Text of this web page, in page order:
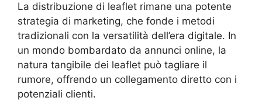
La distribuzione di leaflet rimane una potente
strategia di marketing, che fonde i metodi
tradizionali con la versatilità dell’era digitale. In
un mondo bombardato da annunci online, la
natura tangibile dei leaflet può tagliare il
rumore, offrendo un collegamento diretto con i
potenziali clienti.